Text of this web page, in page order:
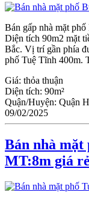
Bán gấp nhà mặt
Diện tích 90m2 mặt
Bắc. Vị trí gần phía
phố Tuệ Tĩnh 400m.
Giá: thỏa thuận
Diện tích: 90m²
Quận/Huyện: Quận
09/02/2025
Bán nhà mặt
MT:8m giá rẻ